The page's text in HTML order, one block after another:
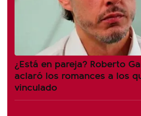
¿Está en pareja? Roberto
aclaró los romances a los
vinculado